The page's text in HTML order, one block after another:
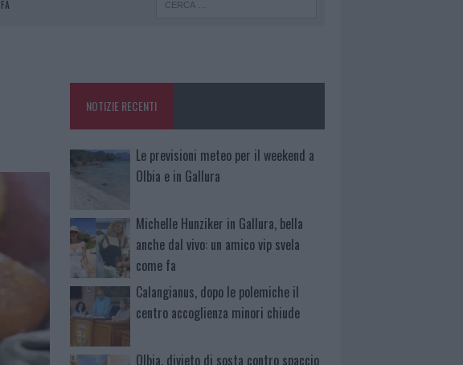
NOTIZIE RECENTI
Le previsioni meteo per il weekend a
Olbia e in Gallura
Michelle Hunziker in Gallura, bella
anche dal vivo: un amico vip svela
come fa
Calangianus, dopo le polemiche il
centro accoglienza minori chiude
Olbia, divieto di sosta contro spaccio